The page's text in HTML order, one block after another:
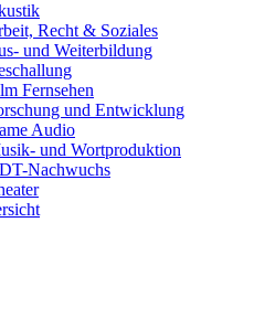
Recht & Soziales
und Weiterbildung
Fernsehen
und Entwicklung
Audio
und Wortproduktion
Nachwuchs